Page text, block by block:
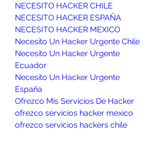
NECESITO HACKER CHILE
NECESITO HACKER ESPAÑA
NECESITO HACKER MEXICO
Necesito Un Hacker Urgente Chile
Necesito Un Hacker Urgente
Ecuador
Necesito Un Hacker Urgente
España
Ofrezco Mis Servicios De Hacker
ofrezco servicios hacker mexico
ofrezco servicios hackers chile